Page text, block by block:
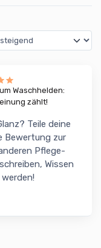
Waschhelden:
zählt!
Teile deine
Bewertung zur
Pflege-
Wissen